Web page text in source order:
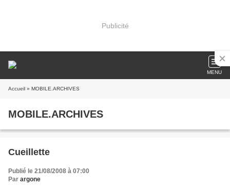
Publicité
MENU
Accueil » MOBILE.ARCHIVES
MOBILE.ARCHIVES
Cueillette
Publié le 21/08/2008 à 07:00
Par argone